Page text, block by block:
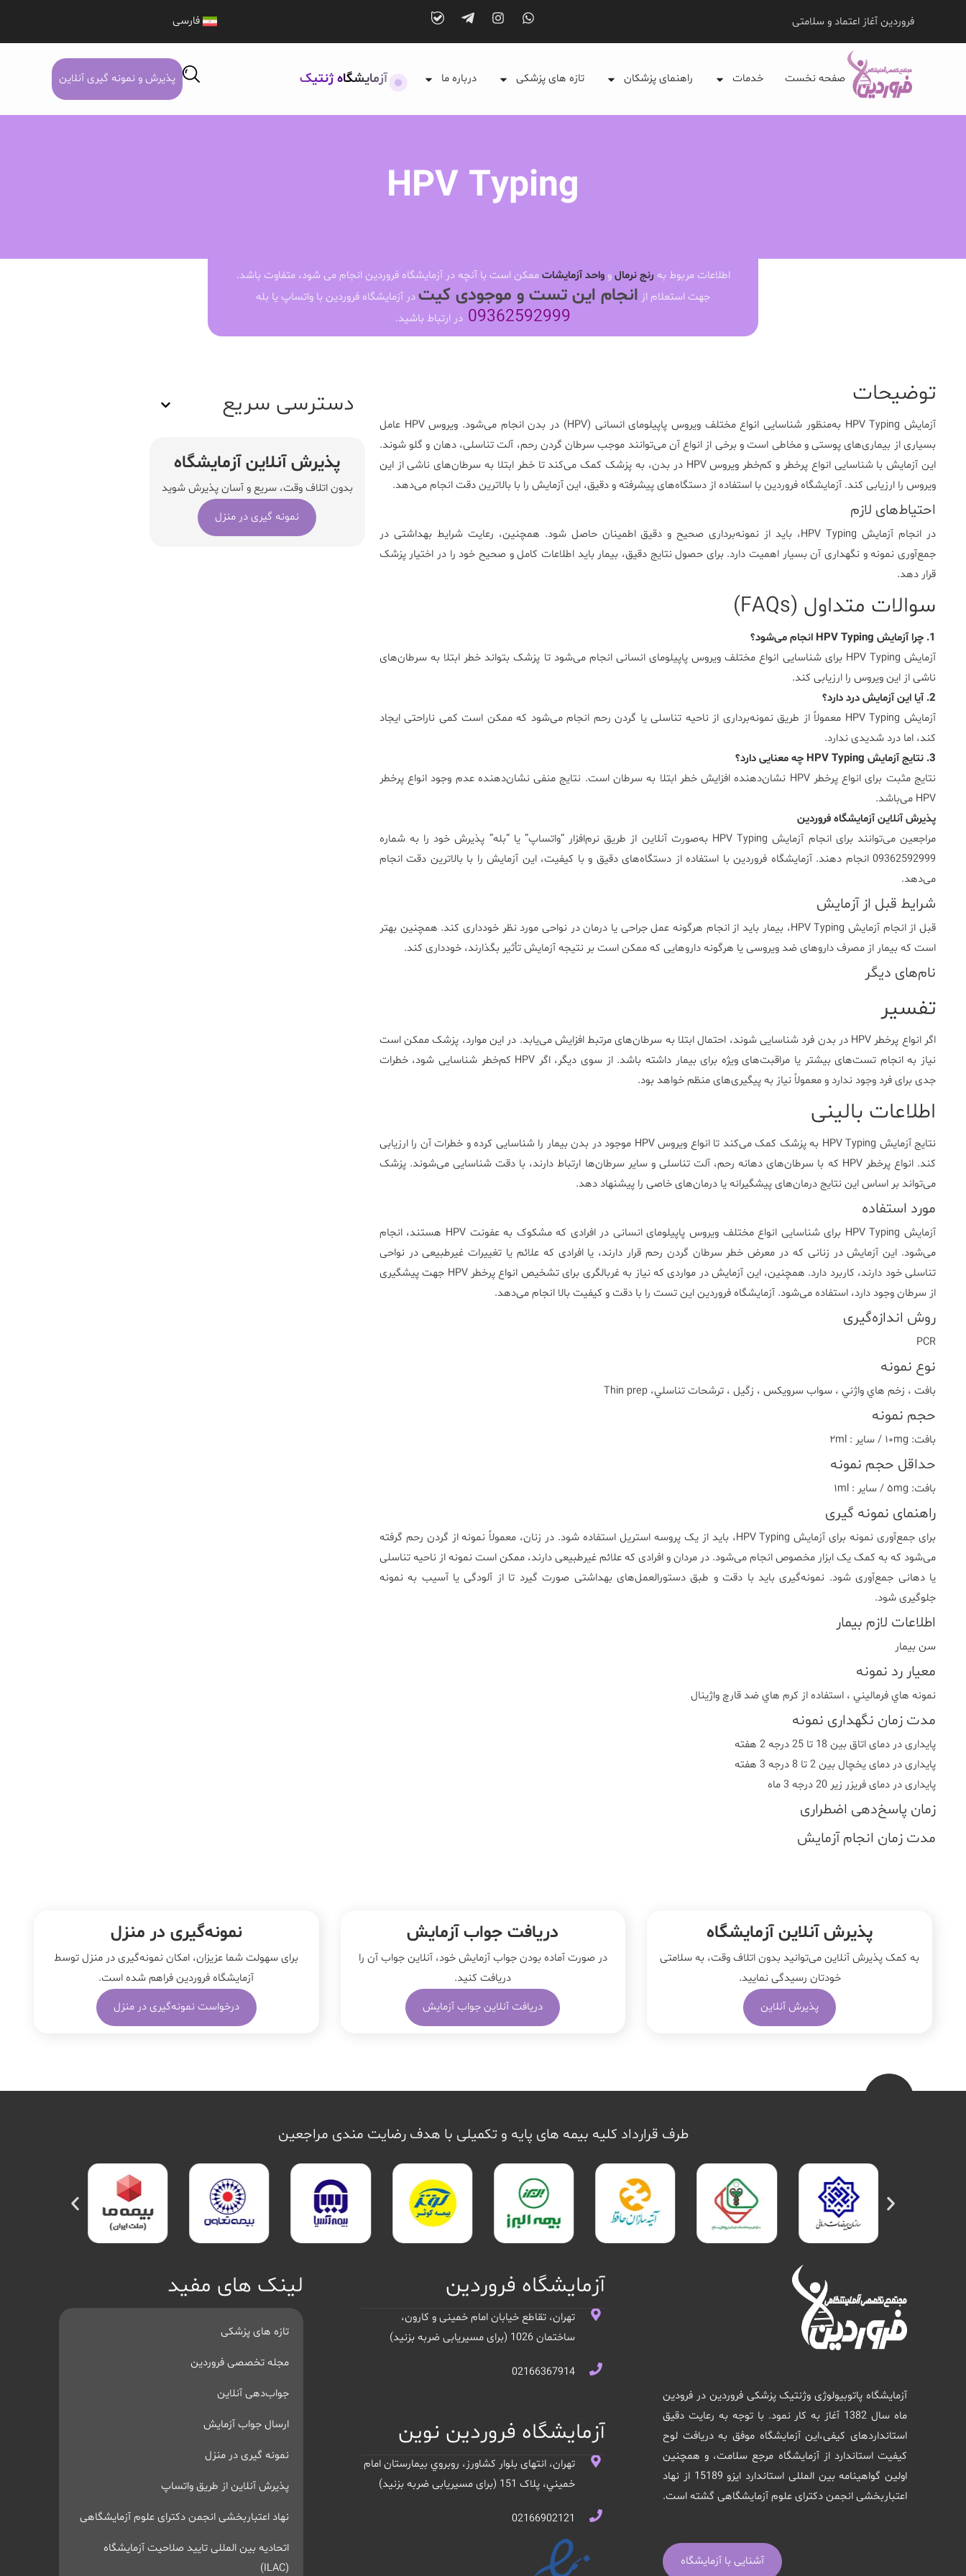
فروردین آغاز اعتماد و سلامتی فارسی
صفحه نخست خدمات راهنمای پزشکان تازه های پزشکی درباره ما آزمایشگاه ژنتیک پذیرش و نمونه گیری آنلاین
HPV Typing
اطلاعات مربوط به رنج نرمالوواحد آزمایشاتممکن است با آنچه در آزمایشگاه فروردین انجام می شود، متفاوت باشد.
جهت استعلام از انجام این تست و موجودی کیتدر آزمایشگاه فروردین با واتساپ یا بله
09362592999 در ارتباط باشید.
توضیحات
آزمایش HPV Typing
به‌منظور شناسایی انواع مختلف ویروس پاپیلومای انسانی (HPV) در بدن انجام می‌شود. ویروس HPV عامل
بسیاری از بیماری‌های پوستی و مخاطی است و برخی از انواع آن می‌توانند موجب سرطان گردن رحم، آلت تناسلی، دهان و گلو شوند.
این آزمایش با شناسایی انواع پرخطر و کم‌خطر ویروس HPV در بدن، به پزشک کمک می‌کند تا خطر ابتلا به سرطان‌های ناشی از این
ویروس را ارزیابی کند. آزمایشگاه فروردین با استفاده از دستگاه‌های پیشرفته و دقیق، این آزمایش را با بالاترین دقت انجام می‌دهد.
احتیاط‌های لازم
در انجام آزمایش HPV Typing، باید از نمونه‌برداری صحیح و دقیق اطمینان حاصل شود. همچنین، رعایت شرایط بهداشتی در
جمع‌آوری نمونه و نگهداری آن بسیار اهمیت دارد. برای حصول نتایج دقیق، بیمار باید اطلاعات کامل و صحیح خود را در اختیار پزشک
قرار دهد.
سوالات متداول (FAQs)
1. چرا آزمایش HPV Typing انجام می‌شود؟
آزمایش HPV Typing برای شناسایی انواع مختلف ویروس پاپیلومای انسانی انجام می‌شود تا پزشک بتواند خطر ابتلا به سرطان‌های
ناشی از این ویروس را ارزیابی کند.
2. آیا این آزمایش درد دارد؟
آزمایش HPV Typing معمولاً از طریق نمونه‌برداری از ناحیه تناسلی یا گردن رحم انجام می‌شود که ممکن است کمی ناراحتی ایجاد
کند، اما درد شدیدی ندارد.
3. نتایج آزمایش HPV Typing چه معنایی دارد؟
نتایج مثبت برای انواع پرخطر HPV نشان‌دهنده افزایش خطر ابتلا به سرطان است. نتایج منفی نشان‌دهنده عدم وجود انواع پرخطر
HPV می‌باشد.
پذیرش آنلاین آزمایشگاه فروردین
مراجعین می‌توانند برای انجام آزمایش HPV Typing به‌صورت آنلاین از طریق نرم‌افزار “واتساپ” یا “بله” پذیرش خود را به شماره
09362592999 انجام دهند. آزمایشگاه فروردین با استفاده از دستگاه‌های دقیق و با کیفیت، این آزمایش را با بالاترین دقت انجام
می‌دهد.
شرایط قبل از آزمایش
قبل از انجام آزمایش HPV Typing، بیمار باید از انجام هرگونه عمل جراحی یا درمان در نواحی مورد نظر خودداری کند. همچنین بهتر
است که بیمار از مصرف داروهای ضد ویروسی یا هرگونه داروهایی که ممکن است بر نتیجه آزمایش تأثیر بگذارند، خودداری کند.
نام‌های دیگر
تفسیر
اگر انواع پرخطر HPV در بدن فرد شناسایی شوند، احتمال ابتلا به سرطان‌های مرتبط افزایش می‌یابد. در این موارد، پزشک ممکن است
نیاز به انجام تست‌های بیشتر یا مراقبت‌های ویژه برای بیمار داشته باشد. از سوی دیگر، اگر HPV کم‌خطر شناسایی شود، خطرات
جدی برای فرد وجود ندارد و معمولاً نیاز به پیگیری‌های منظم خواهد بود.
اطلاعات بالینی
نتایج آزمایش HPV Typing به پزشک کمک می‌کند تا انواع ویروس HPV موجود در بدن بیمار را شناسایی کرده و خطرات آن را ارزیابی
کند. انواع پرخطر HPV که با سرطان‌های دهانه رحم، آلت تناسلی و سایر سرطان‌ها ارتباط دارند، با دقت شناسایی می‌شوند. پزشک
می‌تواند بر اساس این نتایج درمان‌های پیشگیرانه یا درمان‌های خاصی را پیشنهاد دهد.
مورد استفاده
آزمایش HPV Typing برای شناسایی انواع مختلف ویروس پاپیلومای انسانی در افرادی که مشکوک به عفونت HPV هستند، انجام
می‌شود. این آزمایش در زنانی که در معرض خطر سرطان گردن رحم قرار دارند، یا افرادی که علائم یا تغییرات غیرطبیعی در نواحی
تناسلی خود دارند، کاربرد دارد. همچنین، این آزمایش در مواردی که نیاز به غربالگری برای تشخیص انواع پرخطر HPV جهت پیشگیری
از سرطان وجود دارد، استفاده می‌شود. آزمایشگاه فروردین این تست را با دقت و کیفیت بالا انجام می‌دهد.
روش اندازه‌گیری
PCR
نوع نمونه
بافت ، زخم هاي واژني ، سواب سرويکس ، زگيل ، ترشحات تناسلي، Thin prep
حجم نمونه
بافت: ١٠mg / ساير : ٢ml
حداقل حجم نمونه
بافت: ٥mg / ساير : ١ml
راهنمای نمونه گیری
برای جمع‌آوری نمونه برای آزمایش HPV Typing، باید از یک پروسه استریل استفاده شود. در زنان، معمولاً نمونه از گردن رحم گرفته
می‌شود که به کمک یک ابزار مخصوص انجام می‌شود. در مردان و افرادی که علائم غیرطبیعی دارند، ممکن است نمونه از ناحیه تناسلی
یا دهانی جمع‌آوری شود. نمونه‌گیری باید با دقت و طبق دستورالعمل‌های بهداشتی صورت گیرد تا از آلودگی یا آسیب به نمونه
جلوگیری شود.
اطلاعات لازم بیمار
سن بیمار
معیار رد نمونه
نمونه هاي فرماليني ، استفاده از کرم هاي ضد قارچ واژينال
مدت زمان نگهداری نمونه
پایداری در دمای اتاق بین 18 تا 25 درجه 2 هفته
پایداری در دمای یخچال بین 2 تا 8 درجه 3 هفته
پایداری در دمای فریزر زیر 20 درجه 3 ماه
زمان پاسخ‌دهی اضطراری
مدت زمان انجام آزمایش
دسترسی سریع
پذیرش آنلاین آزمایشگاه
بدون اتلاف وقت، سریع و آسان پذیرش شوید
نمونه گیری در منزل
پذیرش آنلاین آزمایشگاه
به کمک پذیرش آنلاین می‌توانید بدون اتلاف وقت، به سلامتی
خودتان رسیدگی نمایید.
پذیرش آنلاین
دریافت جواب آزمایش
در صورت آماده بودن جواب آزمایش خود، آنلاین جواب‌ آن را
دریافت کنید.
دریافت آنلاین جواب آزمایش
نمونه‌‌گیری در منزل
برای سهولت شما عزیزان، امکان نمونه‌گیری در منزل توسط
آزمایشگاه فروردین فراهم شده است.
درخواست نمونه‌گیری در منزل
طرف قرارداد کلیه بیمه های پایه و تکمیلی با هدف رضایت مندی مراجعین
آزمایشگاه پاتوبیولوژی وژنتیک پزشکی فروردین در فرودین
ماه سال 1382 آغاز به کار نمود. با توجه به رعایت دقیق
استانداردهای کیفی،این آزمایشگاه موفق به دریافت لوح
کیفیت استاندارد از آزمایشگاه مرجع سلامت، و همچنین
اولین گواهینامه بین المللی استاندارد ایزو 15189 از نهاد
اعتباربخشی انجمن دکترای علوم آزمایشگاهی گشته است.
آشنایی با آزمایشگاه
آزمایشگاه فروردین
تهران، تقاطع خیابان امام خمینی و کارون،
ساختمان 1026 (برای مسیریابی ضربه بزنید)
02166367914
آزمایشگاه فروردین نوین
تهران، انتهای بلوار کشاورز، روبروي بيمارستان امام
خميني، پلاک 151 (برای مسیریابی ضربه بزنید)
02166902121
لینک های مفید
تازه های پزشکی
مجله تخصصی فروردین
جواب‌دهی آنلاین
ارسال جواب آزمایش
نمونه گیری در منزل
پذیرش آنلاین از طریق واتساپ
نهاد اعتباربخشی انجمن دکترای علوم آزمایشگاهی
اتحادیه بین المللی تایید صلاحیت آزمایشگاه
(ILAC)